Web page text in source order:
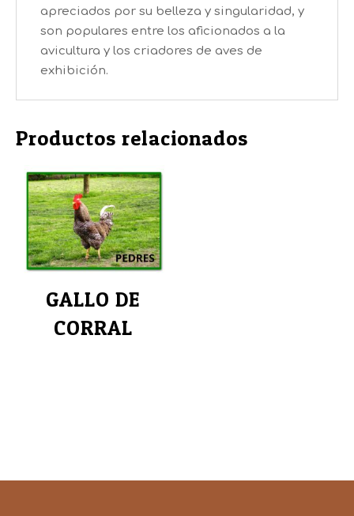
apreciados por su belleza y singularidad, y
son populares entre los aficionados a la
avicultura y los criadores de aves de
exhibición.
Productos relacionados
GALLO DE
CORRAL